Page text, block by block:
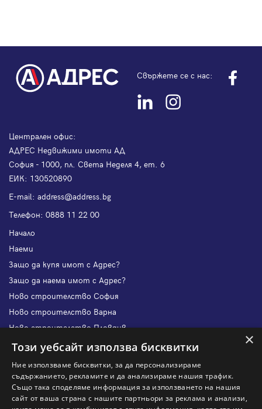
Свържете се с нас:
Централен офис:
АДРЕС Недвижими имоти АД
София - 1000, пл. Света Неделя 4, ет. 6
ЕИК: 130520890
Е-mail: address@address.bg
Телефон: 0888 11 22 00
Начало
Наеми
Защо да купя имот с Адрес?
Защо да наема имот с Адрес?
Ново строителство София
Ново строителство Варна
Ново строителство Пловдив
Ново строителство Бургас
Защо да отдам имот с Адрес?
Наши офиси
Кариери
×
Този уебсайт използва бисквитки
Ние използваме бисквитки, за да персонализираме
съдържанието, рекламите и да анализираме нашия трафик.
Също така споделяме информация за използването на нашия
сайт от ваша страна с нашите партньори за реклама и анализи,